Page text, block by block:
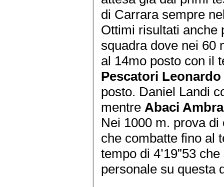
di Carrara sempre
Ottimi risultati anche
squadra dove nei 60
al 14mo posto con il
Pescatori Leonardo
posto. Daniel Landi
mentre Abaci Ambra
Nei 1000 m. prova di
che combatte fino al
tempo di 4’19”53
personale su questa